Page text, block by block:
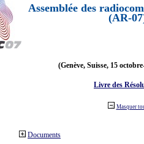
Assemblée des
(AR-
(Genève, Suisse, 15
Livre des
Masquer
Documents